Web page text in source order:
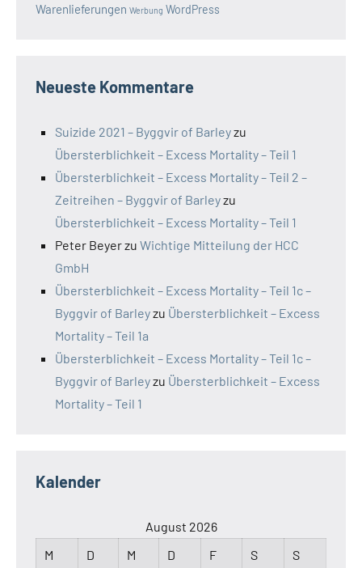
Warenlieferungen Werbung WordPress
Neueste Kommentare
Suizide 2021 – Byggvir of Barleyzu
Übersterblichkeit – Excess Mortality – Teil 1
Übersterblichkeit – Excess Mortality – Teil 2 –
Zeitreihen – Byggvir of Barleyzu
Übersterblichkeit – Excess Mortality – Teil 1
Peter Beyerzu Wichtige Mitteilung der HCC
GmbH
Übersterblichkeit – Excess Mortality – Teil 1c –
Byggvir of Barleyzu Übersterblichkeit – Excess
Mortality – Teil 1a
Übersterblichkeit – Excess Mortality – Teil 1c –
Byggvir of Barleyzu Übersterblichkeit – Excess
Mortality – Teil 1
Kalender
August 2026
M
D M D F S S